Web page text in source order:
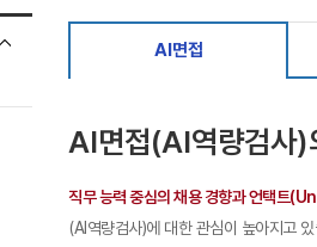
AI면접
AI면접(AI역량검사)
직무 능력 중심의 채용 경향과 언택트
(AI역량검사)에 대한 관심이 높아지고